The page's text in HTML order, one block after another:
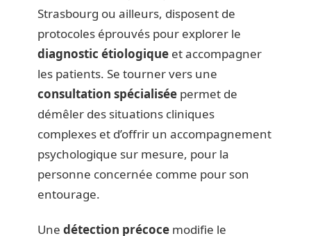
Strasbourg ou ailleurs, disposent de
protocoles éprouvés pour explorer le
diagnostic étiologique et accompagner
les patients. Se tourner vers une
consultation spécialisée permet de
démêler des situations cliniques
complexes et d’offrir un accompagnement
psychologique sur mesure, pour la
personne concernée comme pour son
entourage.
Une détection précoce modifie le